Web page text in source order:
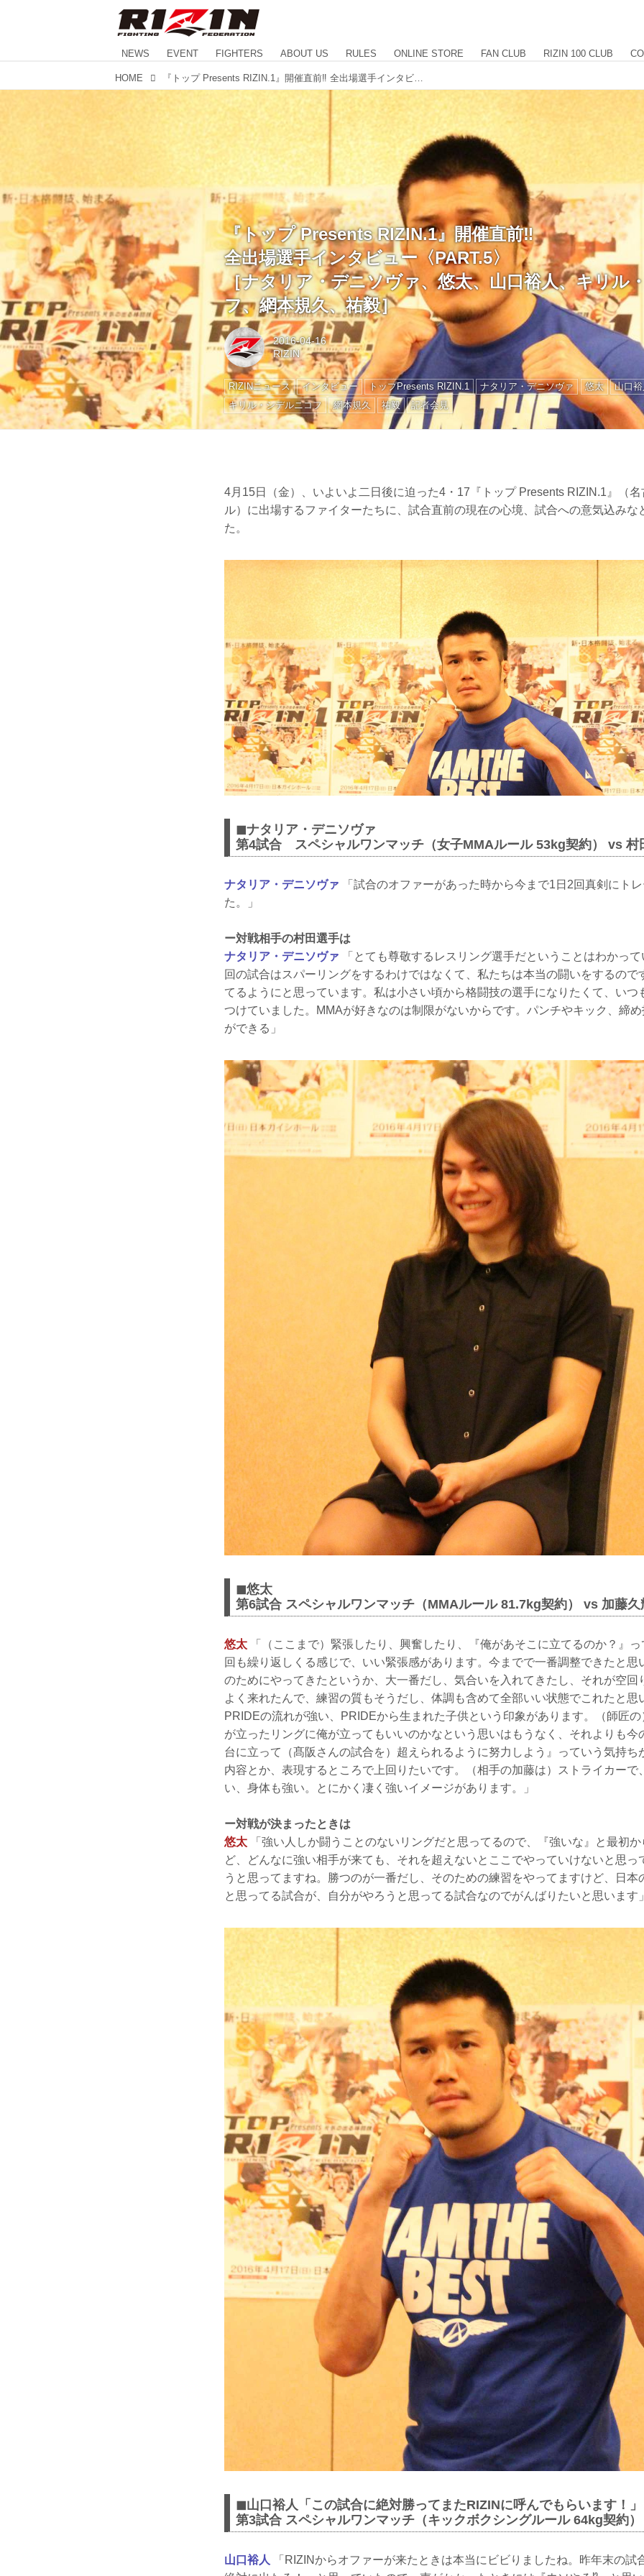
NEWS EVENT FIGHTERS ABOUT US RULES ONLINE STORE FAN CLUB RIZIN 100 CLUB
HOME
『トップ Presents RIZIN.1』開催直前‼︎
全出場選手インタビュー〈PART.5〉
［ナタリア・デニソヴァ、悠太、山口裕人、キリル
フ、網本規久、祐毅］
2016-04-16
RIZIN
RIZINニュース インタビュー トップPresents RIZIN.1 ナタリア・デニソヴァ 悠太
山口
キリル・シデルニコフ
網本規久 祐毅 記者会見
4月15日（金）、いよいよ二日後に迫った4・17『トップ Presents RIZIN.1』（
ル）に出場するファイターたちに、試合直前の現在の心境、試合への意気込みな
た。
◼︎ナタリア・デニソヴァ
第4試合 スペシャルワンマッチ（女子MMAルール 53kg契約） vs 村
ナタリア・デニソヴァ 「試合のオファーがあった時から今まで1日2回真剣にト
た。」
ー対戦相手の村田選手は
ナタリア・デニソヴァ 「とても尊敬するレスリング選手だということはわかっ
回の試合はスパーリングをするわけではなくて、私たちは本当の闘いをするので
てるようにと思っています。私は小さい頃から格闘技の選手になりたくて、いつ
つけていました。MMAが好きなのは制限がないからです。パンチやキック、締
ができる」
◼︎悠太
第6試合 スペシャルワンマッチ（MMAルール 81.7kg契約） vs 加藤久
悠太 「（ここまで）緊張したり、興奮したり、『俺があそこに立てるのか？』
回も繰り返しくる感じで、いい緊張感があります。今までで一番調整できたと思
のためにやってきたというか、大一番だし、気合いを入れてきたし、それが空回
よく来れたんで、練習の質もそうだし、体調も含めて全部いい状態でこれたと思
PRIDEの流れが強い、PRIDEから生まれた子供という印象があります。（師匠
が立ったリングに俺が立ってもいいのかなという思いはもうなく、それよりも今
台に立って（髙阪さんの試合を）超えられるように努力しよう』っていう気持ち
内容とか、表現するところで上回りたいです。（相手の加藤は）ストライカーで
い、身体も強い。とにかく凄く強いイメージがあります。」
ー対戦が決まったときは
悠太 「強い人しか闘うことのないリングだと思ってるので、『強いな』と最初
ど、どんなに強い相手が来ても、それを超えないとここでやっていけないと思っ
うと思ってますね。勝つのが一番だし、そのための練習をやってますけど、日本
と思ってる試合が、自分がやろうと思ってる試合なのでがんばりたいと思います
◼︎山口裕人「この試合に絶対勝ってまたRIZINに呼んでもらいます！」
第3試合 スペシャルワンマッチ（キックボクシングルール 64kg契約
山口裕人
「RIZINからオファーが来たときは本当にビビりましたね。昨年末の試